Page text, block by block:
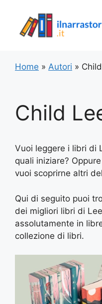
contenuto
Home » Autori »
Child
Vuoi leggere i libri di
quali iniziare?
vuoi scoprirne altri
Qui di seguito puoi
dei migliori libri di
assolutamente in
collezione di libri.